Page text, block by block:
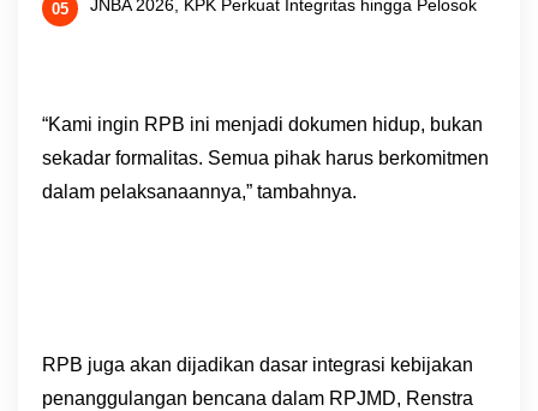
JNBA 2026, KPK Perkuat Integritas hingga Pelosok
“Kami ingin RPB ini menjadi dokumen hidup, bukan
sekadar formalitas. Semua pihak harus berkomitmen
dalam pelaksanaannya,” tambahnya.
RPB juga akan dijadikan dasar integrasi kebijakan
penanggulangan bencana dalam RPJMD, Renstra